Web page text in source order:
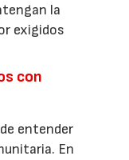
la
exigidos
con
entender
En